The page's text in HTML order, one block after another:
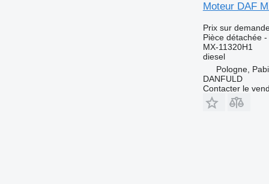
Moteur DAF
Prix sur
Pièce détachée
MX-11320H1
diesel
Pologne,
DANFULD
Contacter le